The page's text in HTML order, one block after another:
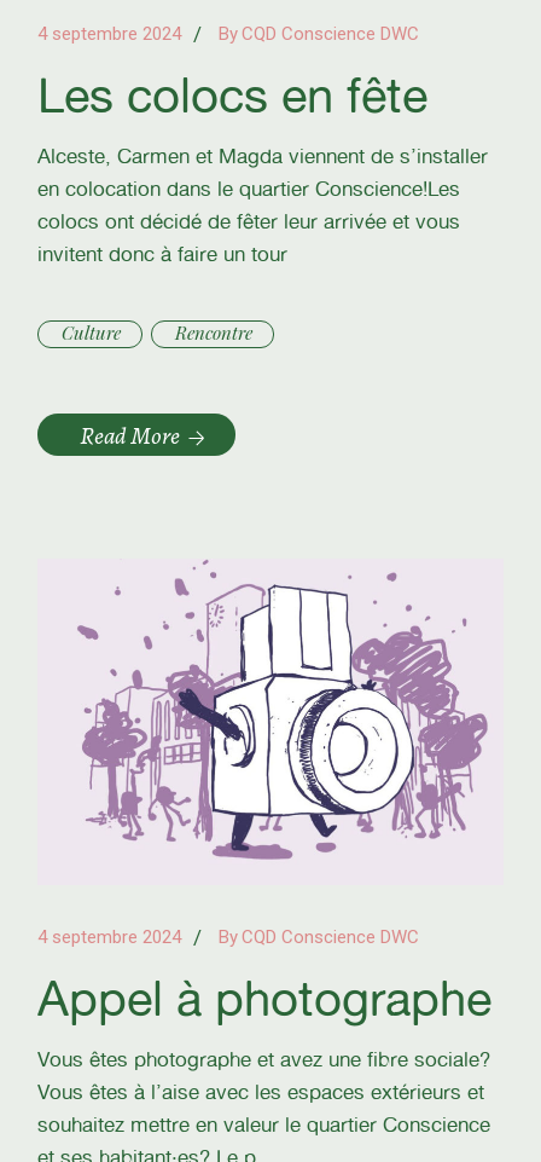
4 septembre 2024 ByCQD Conscience DWC
Les colocs en fête
Alceste, Carmen et Magda viennent de s’installer
en colocation dans le quartier Conscience!Les
colocs ont décidé de fêter leur arrivée et vous
invitent donc à faire un tour
Culture Rencontre
Read More
4 septembre 2024 ByCQD Conscience DWC
Appel à photographe
Vous êtes photographe et avez une fibre sociale?
Vous êtes à l’aise avec les espaces extérieurs et
souhaitez mettre en valeur le quartier Conscience
et ses habitant·es? Le p